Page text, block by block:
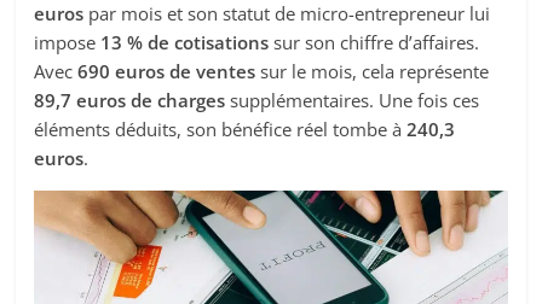
euros par mois et son statut de micro-entrepreneur lui
impose 13 % de cotisations sur son chiffre d’affaires.
Avec690 euros de ventes sur le mois, cela représente
89,7 euros de charges supplémentaires. Une fois ces
éléments déduits, son bénéfice réel tombe à240,3
euros.